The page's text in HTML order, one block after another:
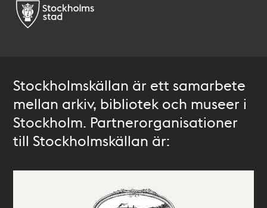
Stockholmskällan är ett samarbete
mellan arkiv, bibliotek och museer i
Stockholm. Partnerorganisationer
till Stockholmskällan är: